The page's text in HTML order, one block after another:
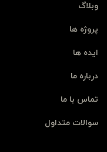
وبلاگ
پروژه ها
ایده ها
درباره ما
تماس با ما
سوالات متداول